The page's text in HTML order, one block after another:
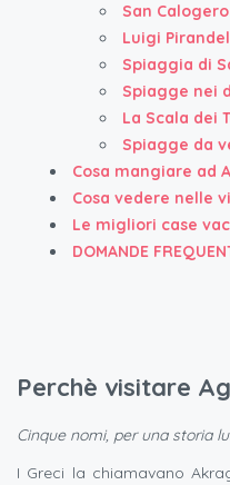
San Calogero
Luigi
Spiaggia di
Spiagge nei
La Scala dei
Spiagge da
Cosa mangiare ad
Cosa vedere nelle
Le migliori case
DOMANDE
Perchè visitare
Cinque nomi, per una storia
I Greci la chiamavano